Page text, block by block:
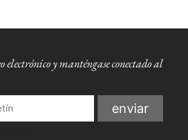
electrónico y manténgase conectado al